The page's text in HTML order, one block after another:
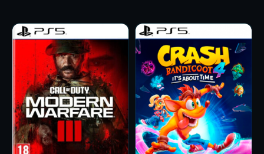
Price
range:
ARS 19.000,00
through
ARS 30.000,00
This
product
has
multiple
variants.
The
options
may
range:
ARS
through
ARS
This
product
has
multiple
variants.
The
options
may